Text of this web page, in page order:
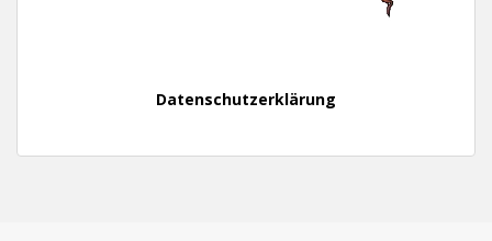
Datenschutzerklärung